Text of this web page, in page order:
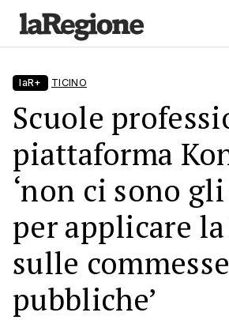
laR+ TICINO
Scuole
piattaforma
‘non ci sono
per applicare la
sulle commesse
pubbliche’